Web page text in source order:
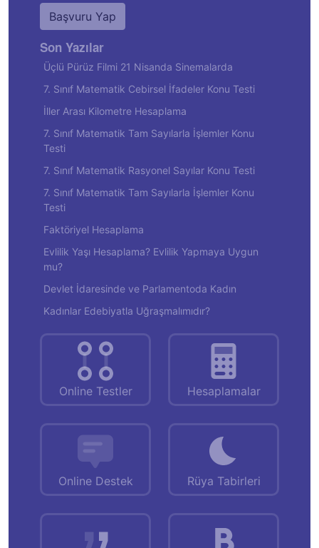
Başvuru Yap
Son Yazılar
Üçlü Pürüz Filmi 21 Nisanda Sinemalarda
7. Sınıf Matematik Cebirsel İfadeler Konu Testi
İller Arası Kilometre Hesaplama
7. Sınıf Matematik Tam Sayılarla İşlemler Konu
Testi
7. Sınıf Matematik Rasyonel Sayılar Konu Testi
7. Sınıf Matematik Tam Sayılarla İşlemler Konu
Testi
Faktöriyel Hesaplama
Evlilik Yaşı Hesaplama? Evlilik Yapmaya Uygun
mu?
Devlet İdaresinde ve Parlamentoda Kadın
Kadınlar Edebiyatla Uğraşmalımıdır?
Online Testler Hesaplamalar
Online Destek Rüya Tabirleri